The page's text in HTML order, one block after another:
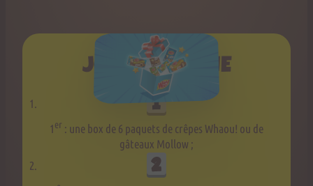
JOUE ET GAGNE
1er : une box de 6 paquets de crêpes Whaou! ou de
gâteaux Mollow ;